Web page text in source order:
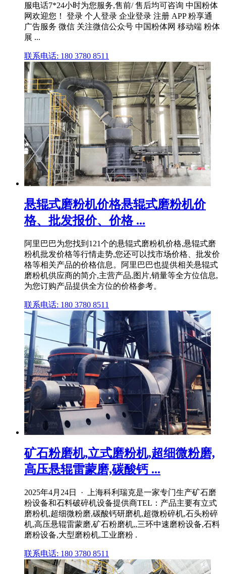
服电话7*24小时为您服务,售前/ 售后均可咨询 中国粉体
网欢迎您！ 登录 个人登录 企业登录 注册 APP 粉享通
广告服务 微信 关注微信公众号 中国粉体网 移动端 粉体
展 ...
联系电话: 180 3780 8511
悬辊式磨粉机价格悬辊式磨粉机价
格、批发报价、价格 ...
阿里巴巴为您找到121个的悬辊式磨粉机价格,悬辊式磨
粉机批发价格等行情走势,您还可以找市场价格、批发价
格等相关产品的价格信息。阿里巴巴也提供相关悬辊式
磨粉机供应商的简介,主营产品,图片,销量等全方位信息,
为您订购产品提供全方位的价格参考。
联系电话: 180 3780 8511
矿石粉磨机,立式磨粉机,超细微粉磨,
高压悬辊雷蒙磨,碳酸钙 ...
2025年4月24日 · 上海科利瑞克是一家专门生产矿石磨
粉设备和石料破碎机设备提供商TEL：产品主要有立式
磨粉机,超细微粉磨,碳酸钙研磨机,超微粉碎机,石头粉碎
机,高压悬辊雷蒙磨,矿石粉磨机,,三环中速磨粉设备,石料
磨粉设备,大型磨粉机,工业磨粉 .
联系电话: 180 3780 8511